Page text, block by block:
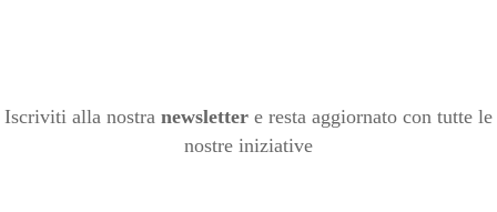
Iscriviti alla nostra newsletter e resta aggiornato con tutte le
nostre iniziative